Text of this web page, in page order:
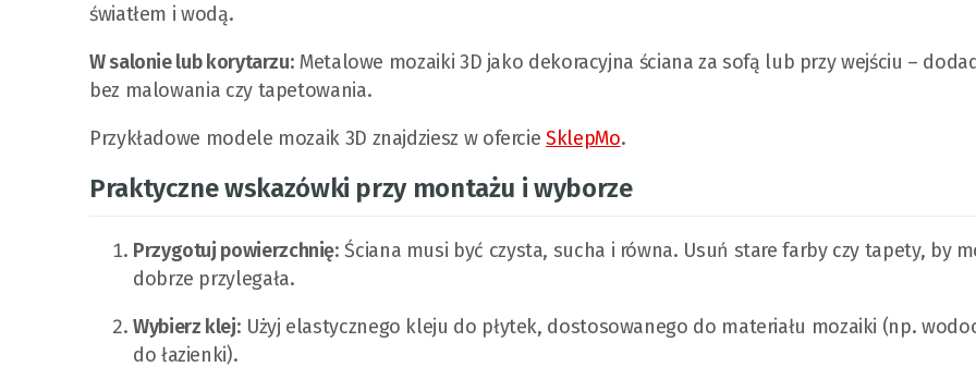
światłem i wodą.
W salonie lub korytarzu: Metalowe mozaiki 3D jako dekoracyjna ściana za sofą lub przy wejściu –
bez malowania czy tapetowania.
Przykładowe modele mozaik 3D znajdziesz w ofercieSklepMo.
Praktyczne wskazówki przy montażu i wyborze
Przygotuj powierzchnię: Ściana musi być czysta, sucha i równa. Usuń stare farby czy tapety, by
dobrze przylegała.
Wybierz klej: Użyj elastycznego kleju do płytek, dostosowanego do materiału mozaiki (np.
do łazienki).